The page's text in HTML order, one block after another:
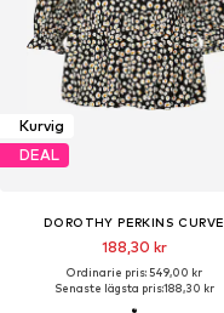
Kurvig
DEAL
DOROTHY PERKINS CURVE
188,30 kr
Ordinarie pris: 549,00 kr
Senaste lägsta pris:188,30 kr